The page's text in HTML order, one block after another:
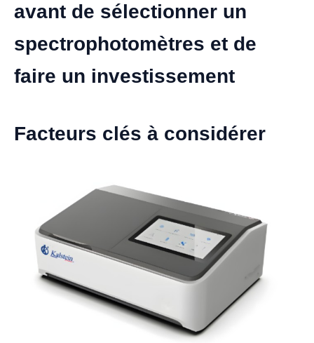
avant de sélectionner un
spectrophotomètres et de
faire un investissement
Facteurs clés à considérer